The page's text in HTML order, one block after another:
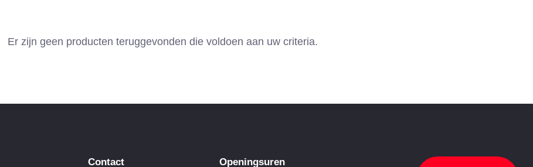
Er zijn geen producten teruggevonden die voldoen aan uw criteria.
Contact Openingsuren